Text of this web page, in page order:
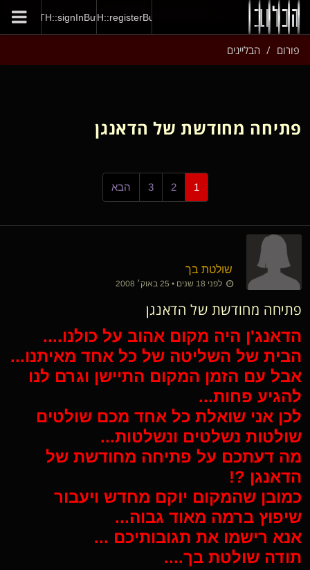
GENERAL::joinNow
AUTH::registerButton
AUTH::signInButton
פורום הבליינים
פתיחה מחודשת של הדאנגן
1
2
3 הבא
שולטת בך
לפני 18 שנים • 25 באוק׳ 2008
פתיחה מחודשת של הדאנגן
הדאנג'ן היה מקום אהוב על כולנו....
הבית של השליטה של כל אחד מאיתנו...
אבל עם הזמן המקום התיישן וגרם לנו
להגיע פחות...
לכן אני שואלת כל אחד מכם שולטים
שולטות נשלטים ונשלטות...
מה דעתכם על פתיחה מחודשת של
הדאנגן ?!
כמובן שהמקום יוקם מחדש ויעבור
שיפוץ ברמה מאוד גבוה...
אנא רישמו את תגובותיכם ...
תודה שולטת בך....